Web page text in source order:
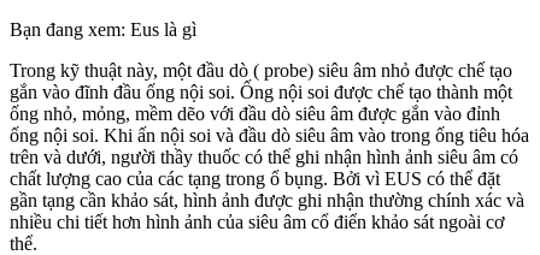
Bạn đang xem: Eus là gì
Trong kỹ thuật này, một đầu dò ( probe) siêu âm nhỏ được chế tạo
gắn vào đĩnh đầu ống nội soi. Ống nội soi được chế tạo thành một
ống nhỏ, mỏng, mềm dẽo với đầu dò siêu âm được gắn vào đỉnh
ống nội soi. Khi ấn nội soi và đầu dò siêu âm vào trong ống tiêu hóa
trên và dưới, người thầy thuốc có thể ghi nhận hình ảnh siêu âm có
chất lượng cao của các tạng trong ổ bụng. Bởi vì EUS có thể đặt
gần tạng cần khảo sát, hình ảnh được ghi nhận thường chính xác và
nhiều chi tiết hơn hình ảnh của siêu âm cổ điển khảo sát ngoài cơ
thể.